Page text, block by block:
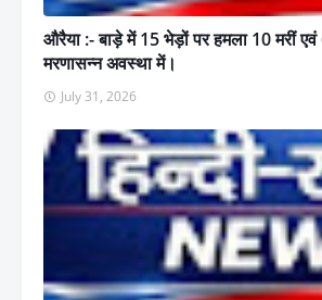
औरैया :- बाड़े में 15 भेड़ों पर हमला 10 मरीं
मरणासन्न अवस्था में।
July 31, 2026